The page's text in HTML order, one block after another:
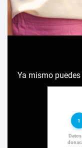
Ya mismo